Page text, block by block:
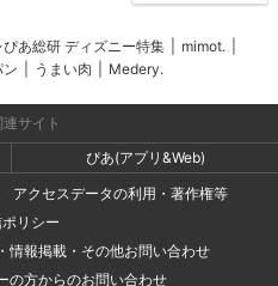
ぴあ総研 ディズニー特集 mimot.
ン うまい肉 Medery.
サイト
ぴあ(アプリ&Web)
アクセスデータの利用・著作権等
リシー
情報掲載・その他お問い合わせ
の方からのお問い合わせ